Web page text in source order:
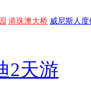
港珠澳大桥 威尼斯人度
2天游